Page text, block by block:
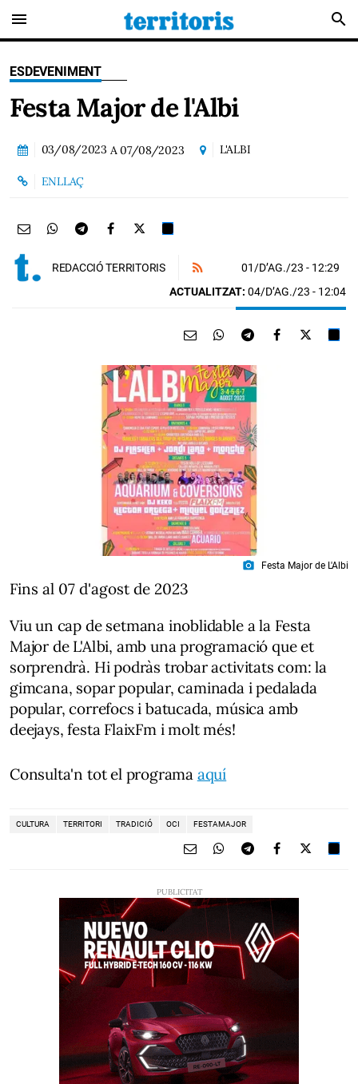
menu search
ESDEVENIMENT
Festa Major de l'Albi
03/08/2023 A07/08/2023 L'ALBI
ENLLAÇ
REDACCIÓ TERRITORIS 01/D’AG./23 - 12:29
ACTUALITZAT: 04/D’AG./23 - 12:04
photo_camera Festa Major de L'Albi
Fins al 07 d'agost de 2023
Viu un cap de setmana inoblidable a la Festa
Major de L'Albi, amb una programació que et
sorprendrà. Hi podràs trobar activitats com: la
gimcana, sopar popular, caminada i pedalada
popular, correfocs i batucada, música amb
deejays, festa FlaixFm i molt més!
Consulta'n tot el programa aquí
CULTURA TERRITORI TRADICIÓ OCI FESTAMAJOR